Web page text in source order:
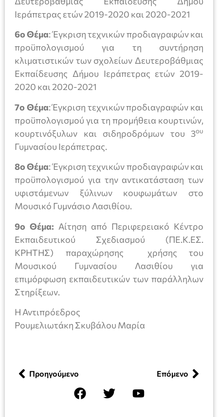
Ιεράπετρας ετών 2019-2020 και 2020-2021
6ο Θέμα: Έγκριση τεχνικών προδιαγραφών και
προϋπολογισμού για τη συντήρηση
κλιματιστικών των σχολείων Δευτεροβάθμιας
Εκπαίδευσης Δήμου Ιεράπετρας ετών 2019-
2020 και 2020-2021
7ο Θέμα: Έγκριση τεχνικών προδιαγραφών και
προϋπολογισμού για τη προμήθεια κουρτινών,
κουρτινόξυλων και σιδηροδρόμων του 3ου
Γυμνασίου Ιεράπετρας.
8ο Θέμα: Έγκριση τεχνικών προδιαγραφών και
προϋπολογισμού για την αντικατάσταση των
υφιστάμενων ξύλινων κουφωμάτων στο
Μουσικό Γυμνάσιο Λασιθίου.
9ο Θέμα: Αίτηση από Περιφερειακό Κέντρο
Εκπαιδευτικού Σχεδιασμού (ΠΕ.Κ.ΕΣ.
ΚΡΗΤΗΣ) παραχώρησης χρήσης του
Μουσικού Γυμνασίου Λασιθίου για
επιμόρφωση εκπαιδευτικών των παράλληλων
Στηρίξεων.
Η Αντιπρόεδρος
Ρουμελιωτάκη Σκυβάλου Μαρία
Προηγούμενο Επόμενο